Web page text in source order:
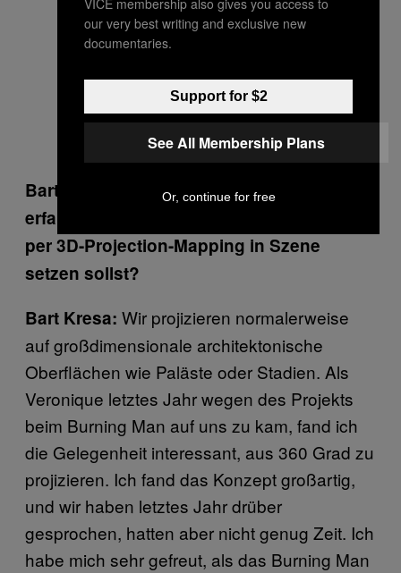
Bart, was war dein erster Gedanke, als du
erfahren hast, dass du einen Totenschädel
per 3D-Projection-Mapping in Szene
setzen sollst?
Bart Kresa: Wir projizieren normalerweise
auf großdimensionale architektonische
Oberflächen wie Paläste oder Stadien. Als
Veronique letztes Jahr wegen des Projekts
beim Burning Man auf uns zu kam, fand ich
die Gelegenheit interessant, aus 360 Grad zu
projizieren. Ich fand das Konzept großartig,
und wir haben letztes Jahr drüber
gesprochen, hatten aber nicht genug Zeit. Ich
habe mich sehr gefreut, als das Burning Man
our very best writing and exclusive new
documentaries.
Support for $2
See All Membership Plans
Or, continue for free